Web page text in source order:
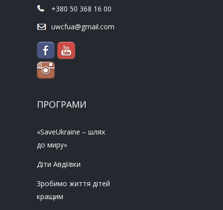
+380 50 368 16 00
uwcfua@gmail.com
ПРОГРАМИ
«SaveUkraine – шлях
до миру»
Діти Авдіївки
Зробимо життя дітей
кращим